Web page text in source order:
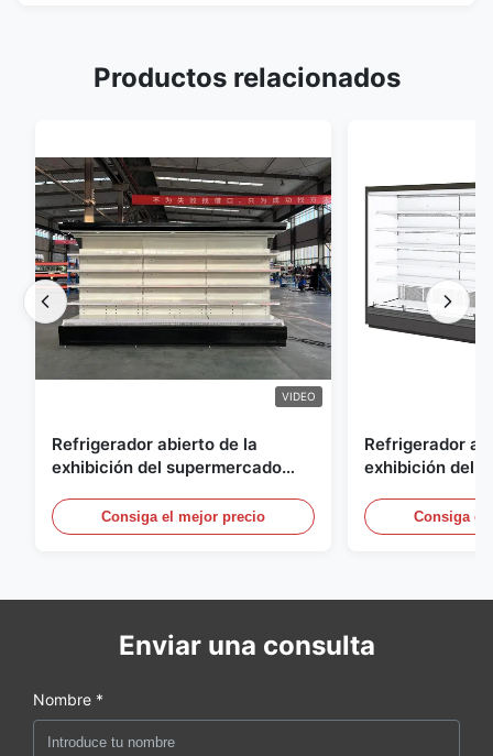
Productos relacionados
VIDEO
Refrigerador abierto de la
exhibición del supermercado
iluminación del LED
Consiga el mejor precio
Refrigerador
exhibición del
aire abierto
Consiga el
Enviar una consulta
Nombre *